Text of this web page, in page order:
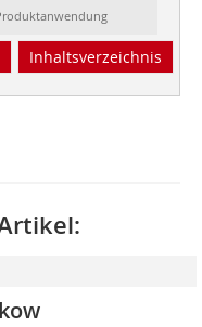
Inhaltsverzeichnis